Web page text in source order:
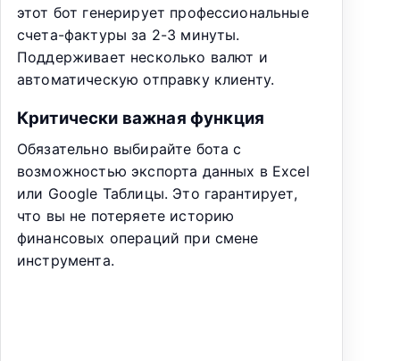
этот бот генерирует профессиональные
счета-фактуры за 2-3 минуты.
Поддерживает несколько валют и
автоматическую отправку клиенту.
Критически важная функция
Обязательно выбирайте бота с
возможностью экспорта данных в Excel
или Google Таблицы. Это гарантирует,
что вы не потеряете историю
финансовых операций при смене
инструмента.